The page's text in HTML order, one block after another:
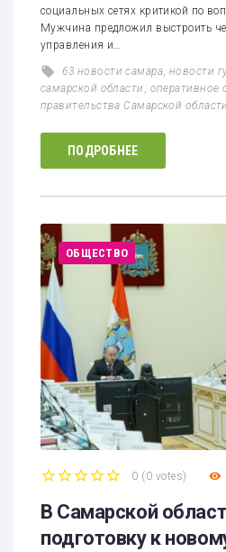
социальных сетях критикой по
Мужчина предложил выстроить
управления и…
63 новости самара,новости
самарской области , оперативное
правительства Самарской области
ПОДРОБНЕЕ
ОБЩЕСТВО
0 ( 0 votes)
В Самарской
подготовку к